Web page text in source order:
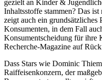
gezielt an Kinder &
Inhaltsstoffe stammen? Das
zeigt auch ein grundsätzliches
Konsumenten, in dem Fall
Konsumentscheidung für ihre
Recherche-Magazine auf
Dass Stars wie Dominic
Raiffeisenkonzern, der